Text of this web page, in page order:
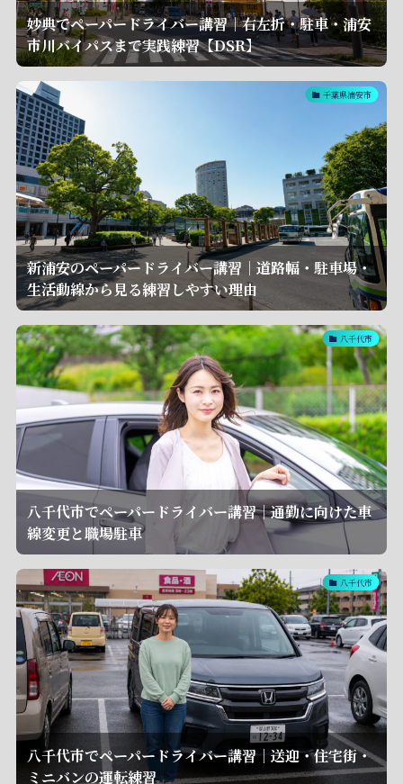
妙典でペーパードライバー講習｜右左折・駐車・浦安
市川バイパスまで実践練習【DSR】
千葉県浦安市
新浦安のペーパードライバー講習｜道路幅・駐車場・
生活動線から見る練習しやすい理由
八千代市
八千代市でペーパードライバー講習｜通勤に向けた車
線変更と職場駐車
八千代市
八千代市でペーパードライバー講習｜送迎・住宅街・
ミニバンの運転練習